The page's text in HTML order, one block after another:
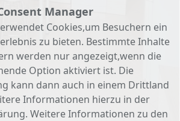
Manager
Cookies,um Besuchern ein
zu bieten. Bestimmte Inhalte
werden nur angezeigt,wenn die
Option aktiviert ist. Die
kann dann auch in einem Drittland
Informationen hierzu in der
Weitere Informationen zu den